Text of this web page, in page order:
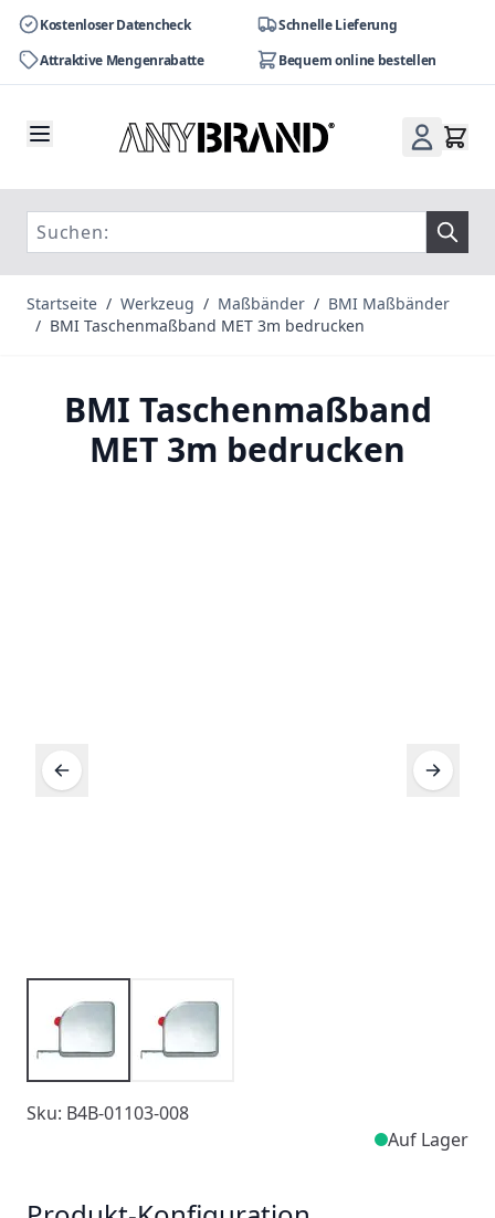
Kostenloser Datencheck
Schnelle Lieferung
Attraktive Mengenrabatte
Bequem online bestellen
Startseite / Werkzeug / Maßbänder / BMI Maßbänder
/ BMI Taschenmaßband MET 3m bedrucken
BMI Taschenmaßband
MET 3m bedrucken
Sku: B4B-01103-008
Auf Lager